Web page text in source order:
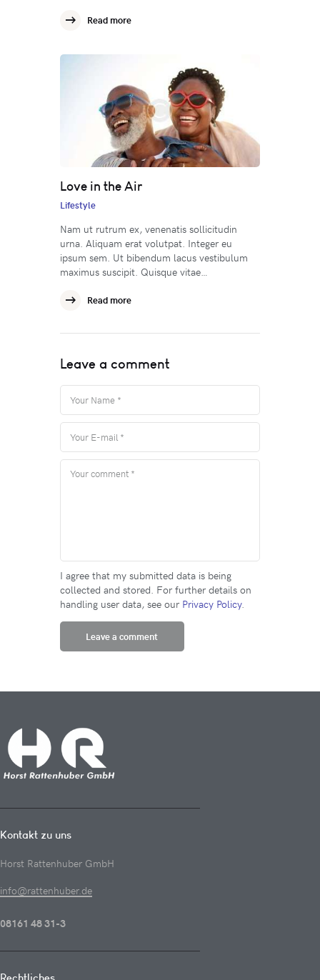
Read more
Love in the Air
Lifestyle
Nam ut rutrum ex, venenatis sollicitudin
urna. Aliquam erat volutpat. Integer eu
ipsum sem. Ut bibendum lacus vestibulum
maximus suscipit. Quisque vitae…
Read more
Leave a comment
I agree that my submitted data is being
collected and stored. For further details on
handling user data, see our Privacy Policy.
Kontakt zu uns
Horst Rattenhuber GmbH
info@rattenhuber.de
08161 48 31-3